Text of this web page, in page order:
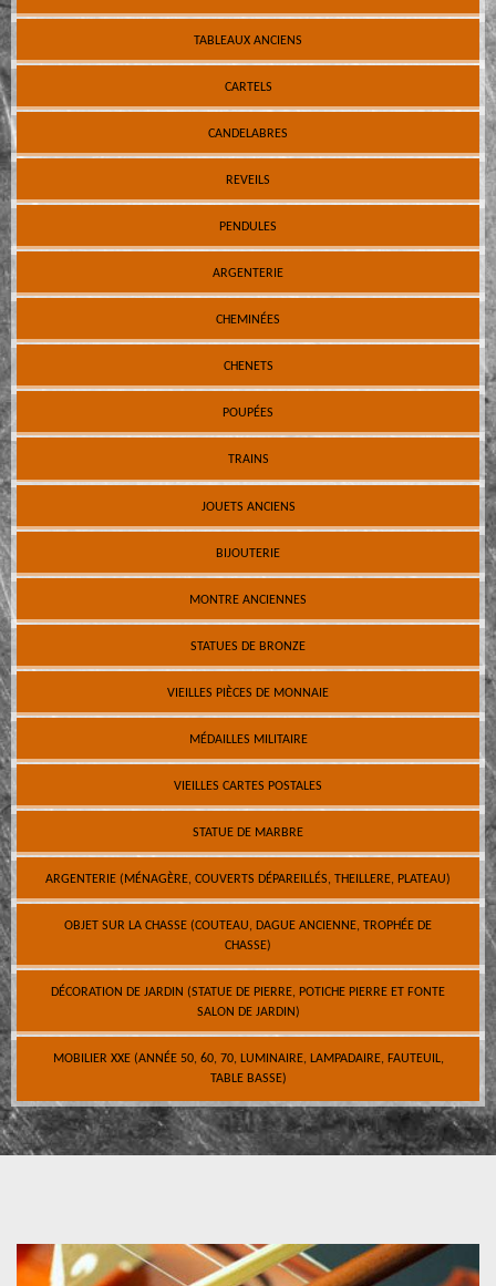
TABLEAUX ANCIENS
CARTELS
CANDELABRES
REVEILS
PENDULES
ARGENTERIE
CHEMINÉES
CHENETS
POUPÉES
TRAINS
JOUETS ANCIENS
BIJOUTERIE
MONTRE ANCIENNES
STATUES DE BRONZE
VIEILLES PIÈCES DE MONNAIE
MÉDAILLES MILITAIRE
VIEILLES CARTES POSTALES
STATUE DE MARBRE
ARGENTERIE (MÉNAGÈRE, COUVERTS DÉPAREILLÉS, THEILLERE, PLATEAU)
OBJET SUR LA CHASSE (COUTEAU, DAGUE ANCIENNE, TROPHÉE DE
CHASSE)
DÉCORATION DE JARDIN (STATUE DE PIERRE, POTICHE PIERRE ET FONTE
SALON DE JARDIN)
MOBILIER XXE (ANNÉE 50, 60, 70, LUMINAIRE, LAMPADAIRE, FAUTEUIL,
TABLE BASSE)